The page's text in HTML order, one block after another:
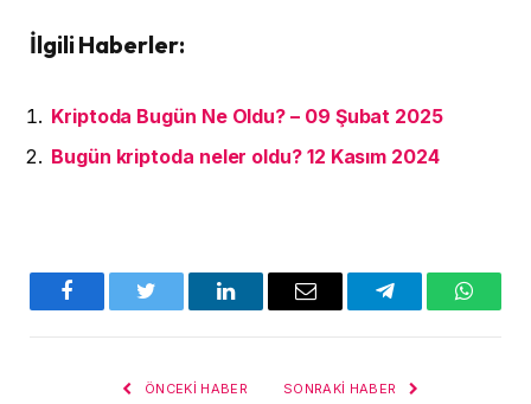
İlgili Haberler:
Kriptoda Bugün Ne Oldu? – 09 Şubat 2025
Bugün kriptoda neler oldu? 12 Kasım 2024
FacebookTwitter LinkedInE-
Telegram
ÖNCEKI HABER SONRAKI HABER